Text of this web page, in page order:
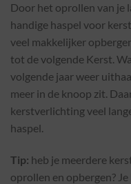
Door het oprollen van je
handige haspel voor
veel makkelijker
tot de volgende Kerst.
volgende jaar weer
meer in de knoop zit.
kerstverlichting veel
haspel.
Tip: heb je meerdere
oprollen en opbergen?